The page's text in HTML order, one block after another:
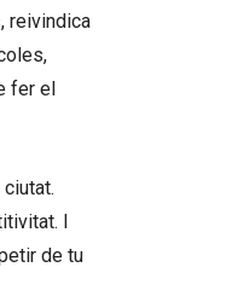
reivindica
fer el
I
de tu